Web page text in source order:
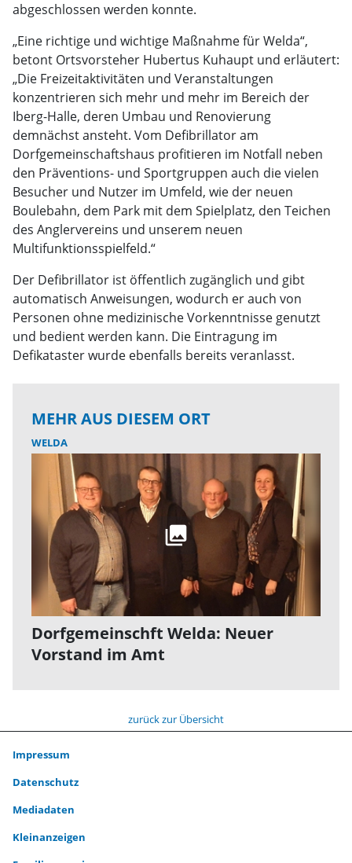
abgeschlossen werden konnte.
„Eine richtige und wichtige Maßnahme für Welda“,
betont Ortsvorsteher Hubertus Kuhaupt und erläutert:
„Die Freizeitaktivitäten und Veranstaltungen
konzentrieren sich mehr und mehr im Bereich der
Iberg-Halle, deren Umbau und Renovierung
demnächst ansteht. Vom Defibrillator am
Dorfgemeinschaftshaus profitieren im Notfall neben
den Präventions- und Sportgruppen auch die vielen
Besucher und Nutzer im Umfeld, wie der neuen
Boulebahn, dem Park mit dem Spielplatz, den Teichen
des Anglervereins und unserem neuen
Multifunktionsspielfeld.“
Der Defibrillator ist öffentlich zugänglich und gibt
automatisch Anweisungen, wodurch er auch von
Personen ohne medizinische Vorkenntnisse genutzt
und bedient werden kann. Die Eintragung im
Defikataster wurde ebenfalls bereits veranlasst.
MEHR AUS DIESEM ORT
WELDA
Dorfgemeinschft Welda: Neuer
Vorstand im Amt
zurück zur Übersicht
Impressum
Datenschutz
Mediadaten
Kleinanzeigen